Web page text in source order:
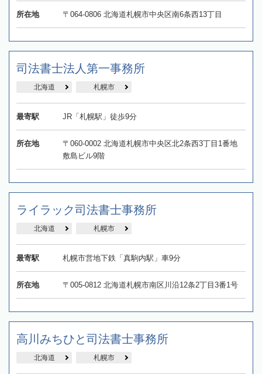
所在地 〒064-0806 北海道札幌市中央区南6条西13丁目
司法書士法人第一事務所
北海道 札幌市
最寄駅 JR「札幌駅」徒歩9分
所在地
〒060-0002 北海道札幌市中央区北2条西3丁目1番地
敷島ビル9階
ライラック司法書士事務所
北海道 札幌市
最寄駅 札幌市営地下鉄「真駒内駅」車9分
所在地 〒005-0812 北海道札幌市南区川沿12条2丁目3番1号
高川みちひと司法書士事務所
北海道 札幌市